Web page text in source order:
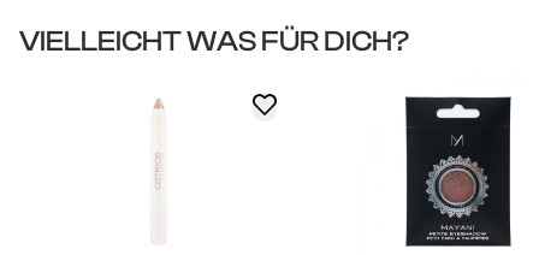
VIELLEICHT WAS FÜR DICH?